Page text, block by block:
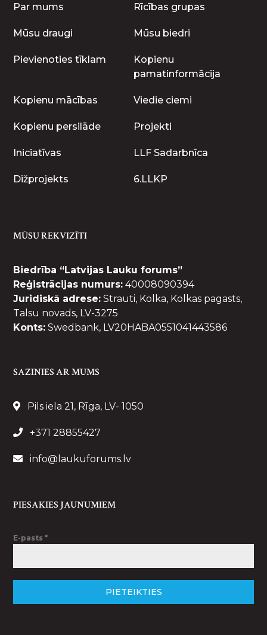
Par mums Rīcības grupas
Mūsu draugi Mūsu biedri
Pievienoties tīklam
Kopienu
pamatinformācija
Kopienu mācības Viedie ciemi
Kopienu persilāde Projekti
Iniciatīvas LLF Sadarbnīca
Dižprojekts 6.LLKP
MŪSU REKVIZĪTI
Biedrība “Latvijas Lauku forums”
Reģistrācijas numurs: 40008090394
Juridiskā adrese: Strauti, Kolka, Kolkas pagasts,
Talsu novads, LV-3275
Konts: Swedbank, LV20HABA0551041443586
SAZINIES AR MUMS
Pils iela 21, Rīga, LV- 1050
+371 28855427
info@laukuforums.lv
PIESAKIES JAUNUMIEM
E-pasts*
PIETEIKTIES